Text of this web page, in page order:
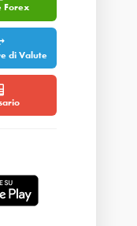
Forex
di Valute